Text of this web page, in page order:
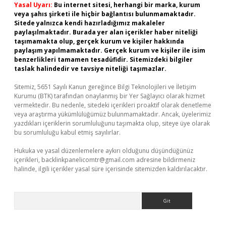
Yasal Uyarı: Bu internet sitesi, herhangi bir marka, kurum
veya şahıs şirketi ile hiçbir bağlantısı bulunmamaktadır.
Sitede yalnızca kendi hazırladığımız makaleler
paylaşılmaktadır. Burada yer alan içerikler haber niteliği
taşımamakta olup, gerçek kurum ve kişiler hakkında
paylaşım yapılmamaktadır. Gerçek kurum ve kişiler ile isim
benzerlikleri tamamen tesadüfidir. Sitemizdeki bilgiler
taslak halindedir ve tavsiye niteliği taşımazlar.
Sitemiz, 5651 Sayılı Kanun gereğince Bilgi Teknolojileri ve İletişim
Kurumu (BTK) tarafından onaylanmış bir Yer Sağlayıcı olarak hizmet
vermektedir. Bu nedenle, sitedeki içerikleri proaktif olarak denetleme
veya araştırma yükümlülüğümüz bulunmamaktadır. Ancak, üyelerimiz
yazdıkları içeriklerin sorumluluğunu taşımakta olup, siteye üye olarak
bu sorumluluğu kabul etmiş sayılırlar.
Hukuka ve yasal düzenlemelere aykırı olduğunu düşündüğünüz
içerikleri, backlinkpanelicomtr@gmail.com adresine bildirmeniz
halinde, ilgili içerikler yasal süre içerisinde sitemizden kaldırılacaktır.